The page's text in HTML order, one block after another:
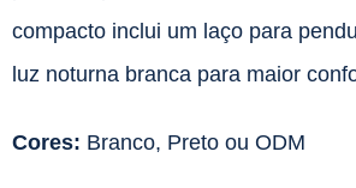
compacto inclui um laço para
luz noturna branca para maior
Cores: Branco, Preto ou ODM